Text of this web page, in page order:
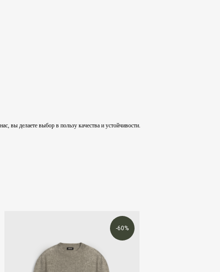
вы делаете выбор в пользу качества и устойчивости.
-60%